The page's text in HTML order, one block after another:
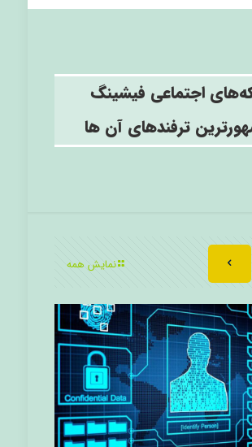
اجتماعی فیشینگ
ترفندهای آن ها
نمایش همه